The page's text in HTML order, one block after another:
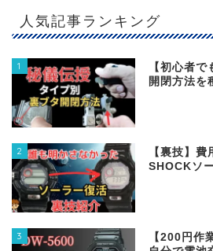
人気記事ランキング
1
【初心者
開閉方法を
2
【裏技】
SHOCKソ
3
【200円作